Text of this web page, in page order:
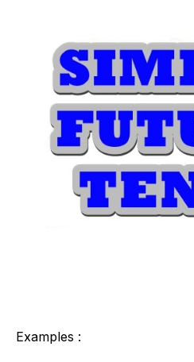
Examples :